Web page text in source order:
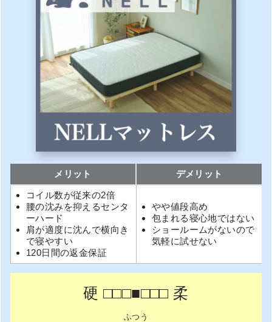
メリット デメリット
コイル数が従来の2倍
腰の沈みを抑えるセンタ
ーハード
肩が適度に沈んで横向き
で寝やすい
120日間の返金保証
やや値段高め
包まれる寝心地ではない
ショールームがないので
気軽に試せない
硬 □□□■□□□ 柔
ふつう